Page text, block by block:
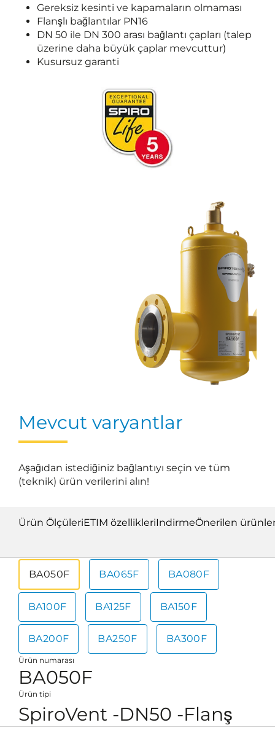
Gereksiz kesinti ve kapamaların olmaması
Flanşlı bağlantılar PN16
DN 50 ile DN 300 arası bağlantı çapları (talep
üzerine daha büyük çaplar mevcuttur)
Kusursuz garanti
Mevcut varyantlar
Aşağıdan istediğiniz bağlantıyı seçin ve tüm
(teknik) ürün verilerini alın!
Ürün ÖlçüleriETIM özellikleriIndirmeÖnerilen
BA050F BA065F BA080F
BA100F BA125F BA150F
BA200F BA250F BA300F
Ürün numarası
BA050F
Ürün tipi
SpiroVent -DN50 -Flanş